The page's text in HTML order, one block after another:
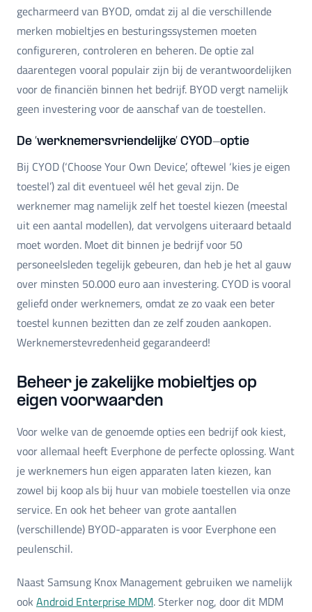
gecharmeerd van BYOD, omdat zij al die verschillende
merken mobieltjes en besturingssystemen moeten
configureren, controleren en beheren. De optie zal
daarentegen vooral populair zijn bij de verantwoordelijken
voor de financiën binnen het bedrijf. BYOD vergt namelijk
geen investering voor de aanschaf van de toestellen.
De ‘werknemersvriendelijke’ CYOD-optie
Bij CYOD (‘Choose Your Own Device’, oftewel ‘kies je eigen
toestel’) zal dit eventueel wél het geval zijn. De
werknemer mag namelijk zelf het toestel kiezen (meestal
uit een aantal modellen), dat vervolgens uiteraard betaald
moet worden. Moet dit binnen je bedrijf voor 50
personeelsleden tegelijk gebeuren, dan heb je het al gauw
over minsten 50.000 euro aan investering. CYOD is vooral
geliefd onder werknemers, omdat ze zo vaak een beter
toestel kunnen bezitten dan ze zelf zouden aankopen.
Werknemerstevredenheid gegarandeerd!
Beheer je zakelijke mobieltjes op
eigen voorwaarden
Voor welke van de genoemde opties een bedrijf ook kiest,
voor allemaal heeft Everphone de perfecte oplossing. Want
je werknemers hun eigen apparaten laten kiezen, kan
zowel bij koop als bij huur van mobiele toestellen via onze
service. En ook het beheer van grote aantallen
(verschillende) BYOD-apparaten is voor Everphone een
peulenschil.
Naast Samsung Knox Management gebruiken we namelijk
ook Android Enterprise MDM. Sterker nog, door dit MDM